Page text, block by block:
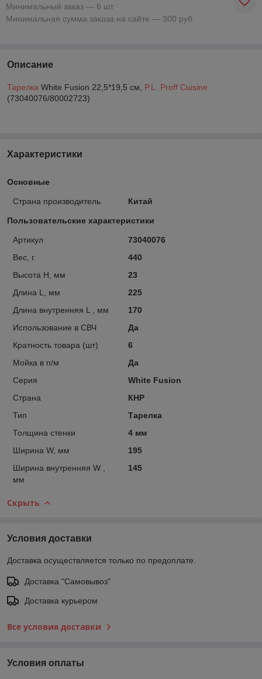
Минимальный заказ — 6 шт.
Минимальная сумма заказа на сайте — 300 руб.
Описание
Тарелка White Fusion 22,5*19,5 см, P.L. Proff Cuisine
(73040076/80002723)
Характеристики
Основные
Страна производитель Китай
Пользовательские характеристики
Артикул
73040076
Вес, г.
440
Высота H, мм
23
Длина L, мм
225
Длина внутренняя L , мм
170
Использование в СВЧ
Да
Кратность товара (шт)
6
Мойка в п/м
Да
Серия
White Fusion
Страна
КНР
Тип
Тарелка
Толщина стенки
4 мм
Ширина W, мм
195
Ширина внутренняя W ,
мм
145
Скрыть
Условия доставки
Доставка осуществляется только по предоплате.
Доставка "Самовывоз"
Доставка курьером
Все условия доставки
Условия оплаты